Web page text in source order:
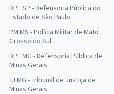
DPE SP - Defensoria Pública do
Estado de São Paulo
PM MS - Polícia Militar de Mato
Grosso do Sul
DPE MG - Defensoria Pública de
Minas Gerais
TJ MG - Tribunal de Justiça de
Minas Gerais